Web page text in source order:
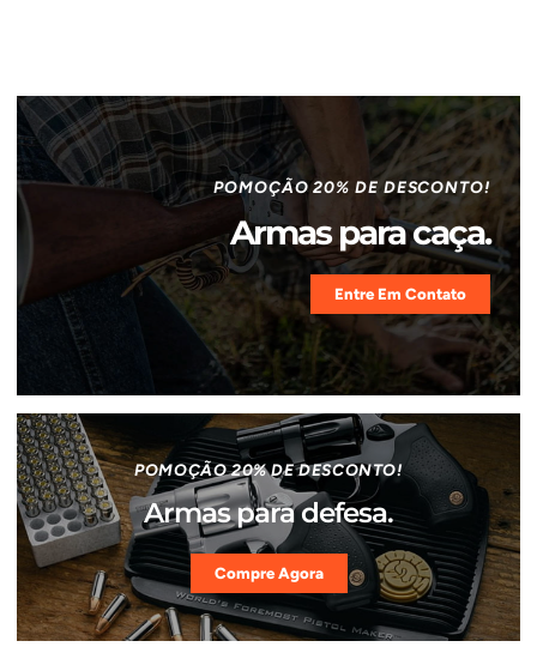
POMOÇÃO 20% DE DESCONTO!
Armas para caça.
Entre Em Contato
POMOÇÃO 20% DE DESCONTO!
Armas para defesa.
Compre Agora